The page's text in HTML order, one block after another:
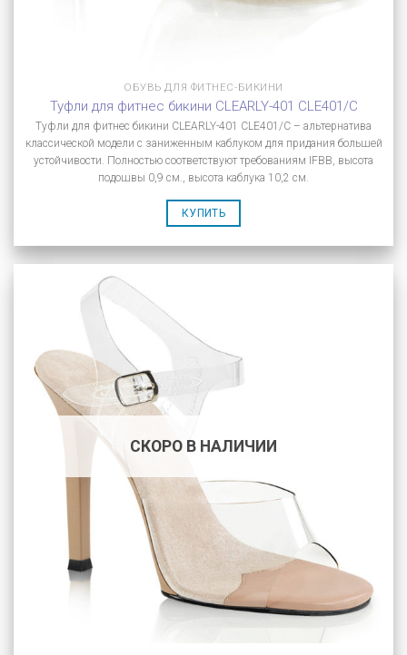
ОБУВЬ ДЛЯ ФИТНЕС-БИКИНИ
Туфли для фитнес бикини CLEARLY-401 CLE401/C
Туфли для фитнес бикини CLEARLY-401 CLE401/C – альтернатива
классической модели с заниженным каблуком для придания большей
устойчивости. Полностью соответствуют требованиям IFBB, высота
подошвы 0,9 см., высота каблука 10,2 см.
КУПИТЬ
СКОРО В НАЛИЧИИ